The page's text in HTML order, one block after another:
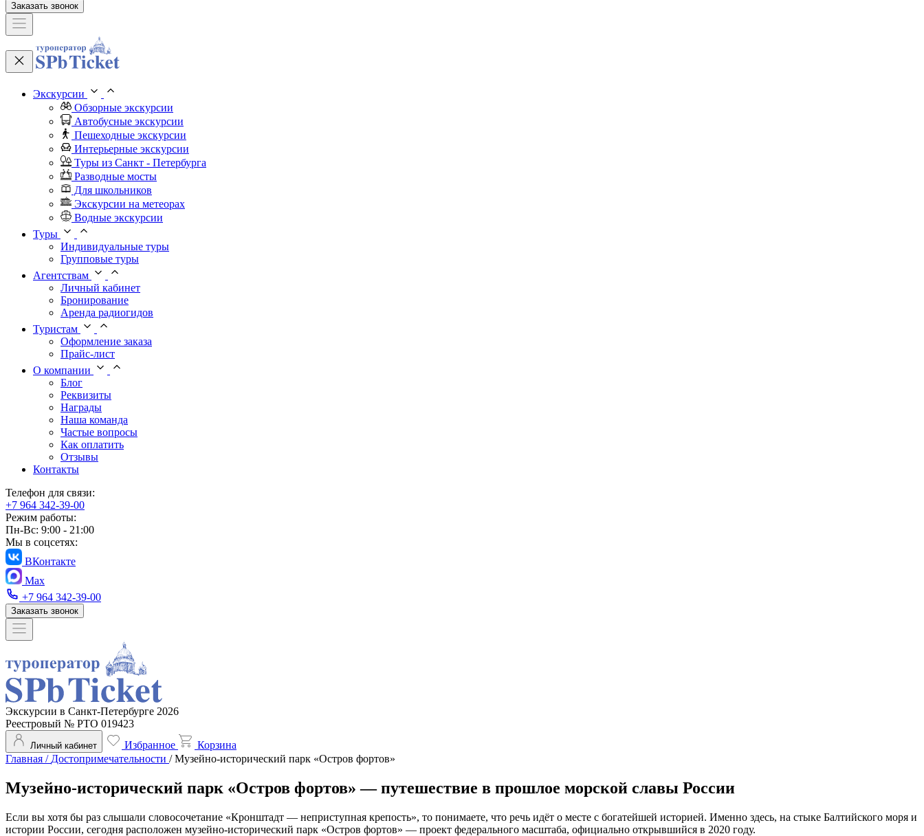
Заказать звонок
Экскурсии
Обзорные экскурсии
Автобусные экскурсии
Пешеходные экскурсии
Интерьерные экскурсии
Туры из Санкт - Петербурга
Разводные мосты
Для школьников
Экскурсии на метеорах
Водные экскурсии
Туры
Индивидуальные туры
Групповые туры
Агентствам
Личный кабинет
Бронирование
Аренда радиогидов
Туристам
Оформление заказа
Прайс-лист
О компании
Блог
Реквизиты
Награды
Наша команда
Частые вопросы
Как оплатить
Отзывы
Контакты
Телефон для связи:
+7 964 342-39-00
Режим работы:
Пн-Вс: 9:00 - 21:00
Мы в соцсетях:
ВКонтакте
Max
+7 964 342-39-00
Заказать звонок
Экскурсии в Санкт-Петербурге 2026
Реестровый № РТО 019423
Личный кабинет Избранное
Корзина
Главная / Достопримечательности /Музейно-исторический парк «Остров фортов»
Музейно-исторический парк «Остров фортов» — путешествие в прошлое морской славы России
Если вы хотя бы раз слышали словосочетание «Кронштадт — неприступная крепость», то понимаете, что речь идёт о месте с богатейшей историей. Именно здесь, на стыке Балтийского моря и
истории России, сегодня расположен музейно-исторический парк «Остров фортов» — проект федерального масштаба, официально открывшийся в 2020 году.